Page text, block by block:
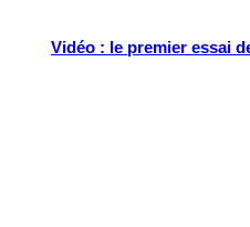
Vidéo : le premier essai